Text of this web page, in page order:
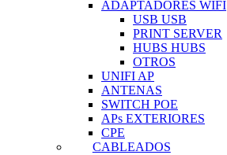
ADAPTADORES WIFI
USB USB
PRINT SERVER
HUBS HUBS
OTROS
UNIFI AP
ANTENAS
SWITCH POE
APs EXTERIORES
CPE
CABLEADOS